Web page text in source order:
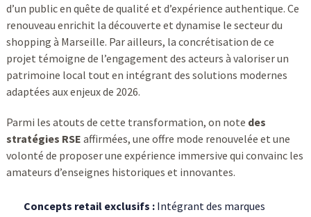
d’un public en quête de qualité et d’expérience authentique. Ce
renouveau enrichit la découverte et dynamise le secteur du
shopping à Marseille. Par ailleurs, la concrétisation de ce
projet témoigne de l’engagement des acteurs à valoriser un
patrimoine local tout en intégrant des solutions modernes
adaptées aux enjeux de 2026.
Parmi les atouts de cette transformation, on note des
stratégies RSE affirmées, une offre mode renouvelée et une
volonté de proposer une expérience immersive qui convainc les
amateurs d’enseignes historiques et innovantes.
Concepts retail exclusifs :Intégrant des marques